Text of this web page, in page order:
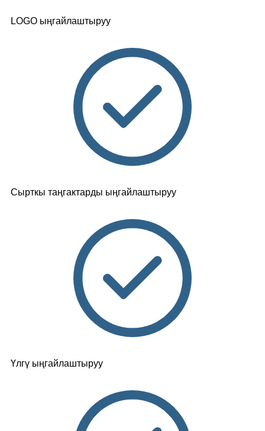
LOGO ыңгайлаштыруу
Сырткы таңгактарды ыңгайлаштыруу
Үлгү ыңгайлаштыруу